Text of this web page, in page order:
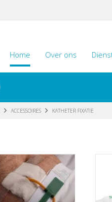
Home Over ons
ACCESSOIRES KATHETER FIXATIE